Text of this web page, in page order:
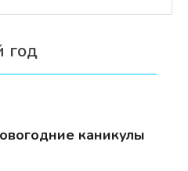
год
каникулы